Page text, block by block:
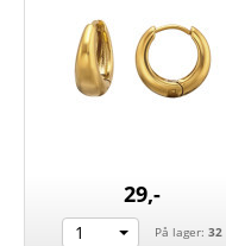
29,-
1 På lager: 32